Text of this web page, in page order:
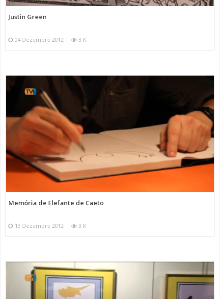
Justin Green
04 Dezembro 2012 3 K
Memória de Elefante de Caeto
13 Dezembro 2012 3 K